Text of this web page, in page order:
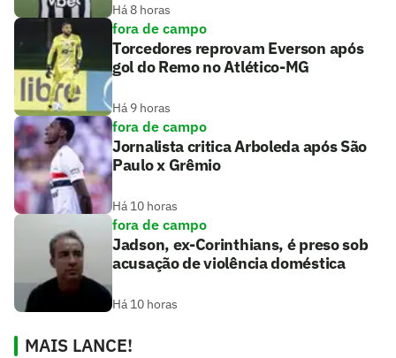
Há 8 horas
fora de campo
Torcedores reprovam Everson após
gol do Remo no Atlético-MG
Há 9 horas
fora de campo
Jornalista critica Arboleda após São
Paulo x Grêmio
Há 10 horas
fora de campo
Jadson, ex-Corinthians, é preso sob
acusação de violência doméstica
Há 10 horas
MAIS LANCE!